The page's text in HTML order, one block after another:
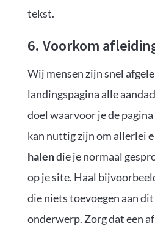
tekst.
6. Voorkom
Wij mensen zijn snel
landingspagina alle
doel waarvoor je de
kan nuttig zijn om allerlei
halendie je normaal
op je site. Haal
die niets toevoegen aan
onderwerp. Zorg dat een